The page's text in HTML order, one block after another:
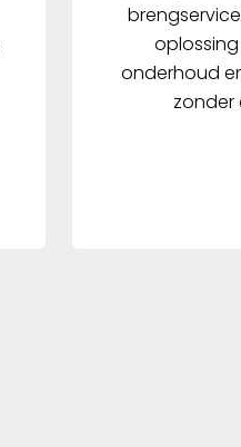
oplossing
onderhoud
zonder